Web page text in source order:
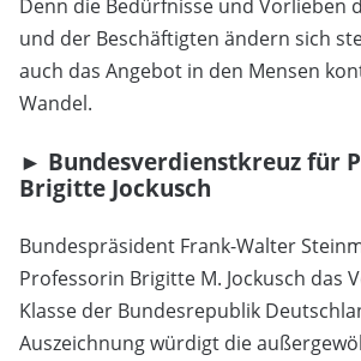
Denn die Bedürfnisse und Vorlieben
und der Beschäftigten ändern sich
auch das Angebot in den Mensen
Wandel.
► Bundesverdienstkreuz für
Brigitte Jockusch
Bundespräsident Frank-Walter
Professorin Brigitte M. Jockusch das
Klasse der Bundesrepublik
Auszeichnung würdigt die